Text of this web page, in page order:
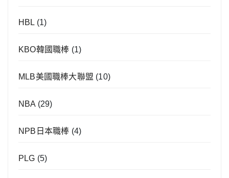
HBL (1)
KBO韓國職棒 (1)
MLB美國職棒大聯盟 (10)
NBA (29)
NPB日本職棒 (4)
PLG (5)